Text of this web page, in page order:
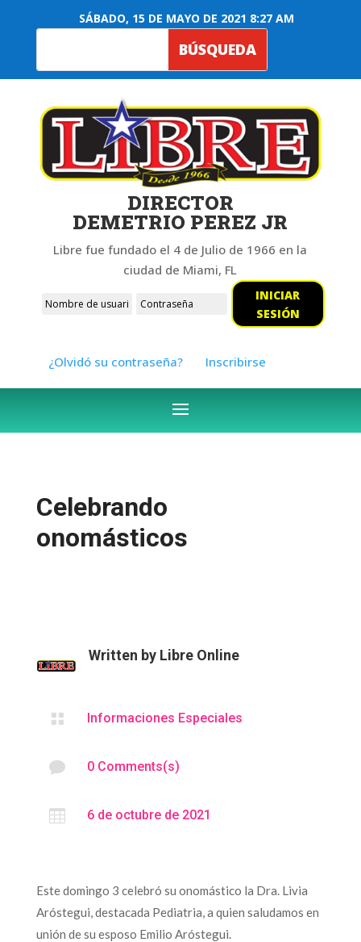
SÁBADO, 15 DE MAYO DE 2021 8:27 AM
DIRECTOR
DEMETRIO PEREZ JR
Libre fue fundado el 4 de Julio de 1966 en la
ciudad de Miami, FL
INICIAR
SESIÓN
¿Olvidó su contraseña? Inscribirse
Celebrando
onomásticos
Written by Libre Online
 Informaciones Especiales
 0 Comments(s)
 6 de octubre de 2021
Este domingo 3 celebró su onomástico la Dra. Livia
Aróstegui, destacada Pediatria, a quien saludamos en
unión de su esposo Emilio Aróstegui.